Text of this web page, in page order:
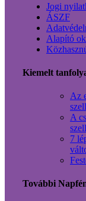
Jogi
ÁSZF
Alapító
Kiemelt
Az
A
7
További